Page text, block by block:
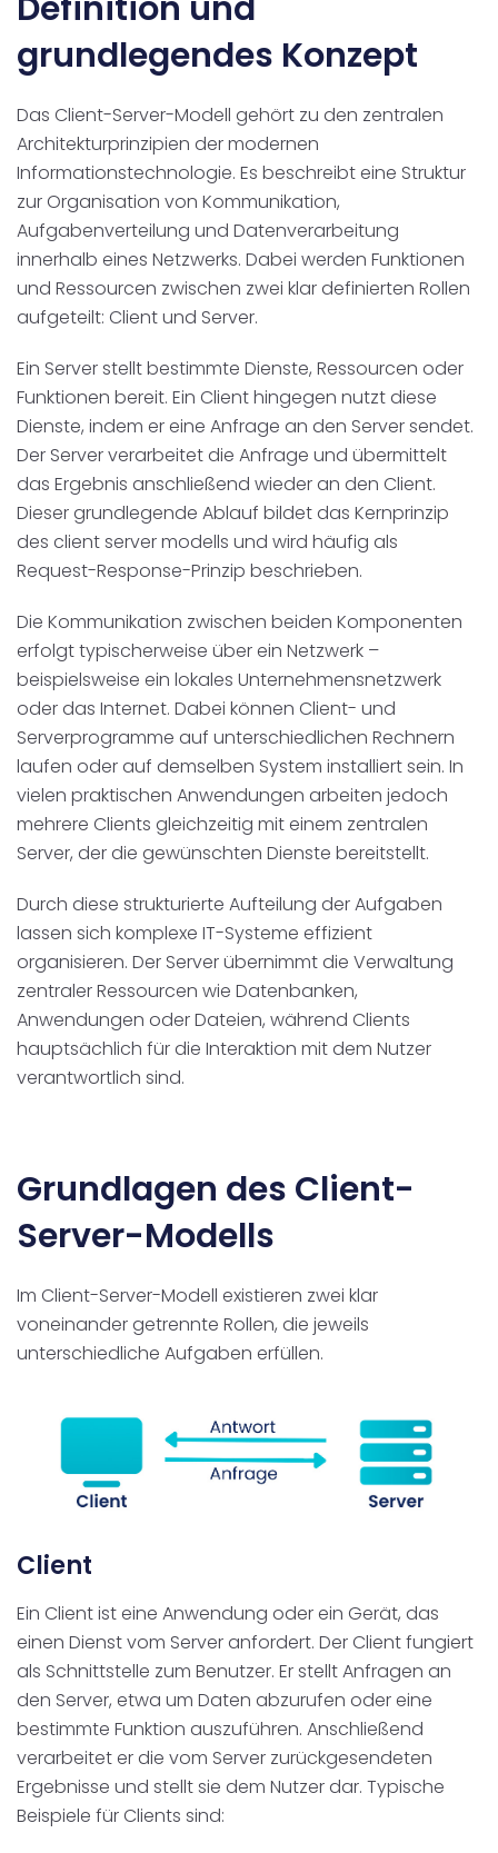
grundlegendes Konzept
Das Client-Server-Modell gehört zu den zentralen
Architekturprinzipien der modernen
Informationstechnologie. Es beschreibt eine Struktur
zur Organisation von Kommunikation,
Aufgabenverteilung und Datenverarbeitung
innerhalb eines Netzwerks. Dabei werden Funktionen
und Ressourcen zwischen zwei klar definierten Rollen
aufgeteilt: Client und Server.
Ein Server stellt bestimmte Dienste, Ressourcen oder
Funktionen bereit. Ein Client hingegen nutzt diese
Dienste, indem er eine Anfrage an den Server sendet.
Der Server verarbeitet die Anfrage und übermittelt
das Ergebnis anschließend wieder an den Client.
Dieser grundlegende Ablauf bildet das Kernprinzip
des client server modells und wird häufig als
Request-Response-Prinzip beschrieben.
Die Kommunikation zwischen beiden Komponenten
erfolgt typischerweise über ein Netzwerk –
beispielsweise ein lokales Unternehmensnetzwerk
oder das Internet. Dabei können Client- und
Serverprogramme auf unterschiedlichen Rechnern
laufen oder auf demselben System installiert sein. In
vielen praktischen Anwendungen arbeiten jedoch
mehrere Clients gleichzeitig mit einem zentralen
Server, der die gewünschten Dienste bereitstellt.
Durch diese strukturierte Aufteilung der Aufgaben
lassen sich komplexe IT-Systeme effizient
organisieren. Der Server übernimmt die Verwaltung
zentraler Ressourcen wie Datenbanken,
Anwendungen oder Dateien, während Clients
hauptsächlich für die Interaktion mit dem Nutzer
verantwortlich sind.
Grundlagen des Client-
Server-Modells
Im Client-Server-Modell existieren zwei klar
voneinander getrennte Rollen, die jeweils
unterschiedliche Aufgaben erfüllen.
Client
Ein Client ist eine Anwendung oder ein Gerät, das
einen Dienst vom Server anfordert. Der Client fungiert
als Schnittstelle zum Benutzer. Er stellt Anfragen an
den Server, etwa um Daten abzurufen oder eine
bestimmte Funktion auszuführen. Anschließend
verarbeitet er die vom Server zurückgesendeten
Ergebnisse und stellt sie dem Nutzer dar. Typische
Beispiele für Clients sind:
GL Verleih
Schneestern
Inexio
Robers